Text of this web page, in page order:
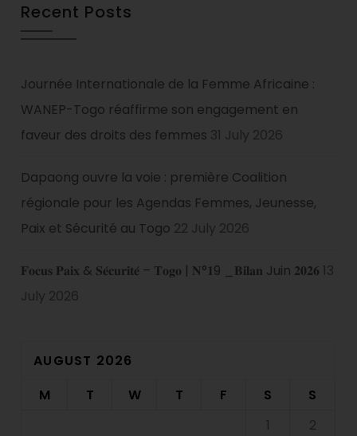
Recent Posts
Journée Internationale de la Femme Africaine :
WANEP-Togo réaffirme son engagement en
faveur des droits des femmes 31 July 2026
Dapaong ouvre la voie : première Coalition
régionale pour les Agendas Femmes, Jeunesse,
Paix et Sécurité au Togo 22 July 2026
𝐅𝐨𝐜𝐮𝐬 𝐏𝐚𝐢𝐱 & 𝐒𝐞́𝐜𝐮𝐫𝐢𝐭𝐞́ – 𝐓𝐨𝐠𝐨 | 𝐍°𝟏9 _𝐁𝐢𝐥𝐚𝐧 Juin 𝟐𝟎𝟐𝟔 13
July 2026
AUGUST 2026
M
T W T F S
S
1
2